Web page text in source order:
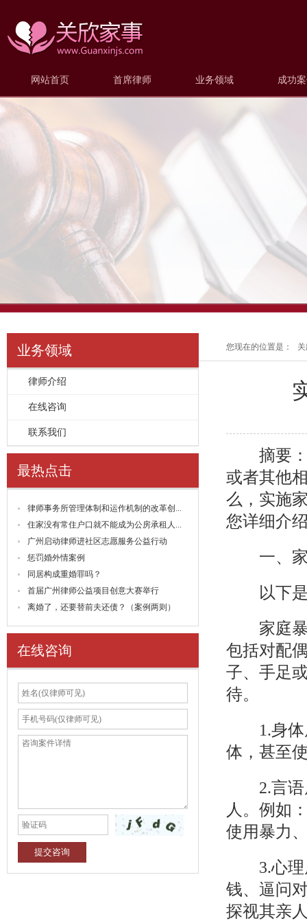
网站首页 首席律师 业务领域 成功
业务领域
律师介绍
在线咨询
联系我们
最热点击
律师事务所管理体制和运作机制的改革创...
住家没有常住户口就不能成为公房承租人...
广州启动律师进社区志愿服务公益行动
惩罚婚外情案例
同居构成重婚罪吗？
首届广州律师公益项目创意大赛举行
离婚了，还要替前夫还债？（案例两则）
在线咨询
您现在的位置是：
摘要：
或者其他
么，实施
您详细介
一、家
以下是
家庭暴
包括对配
子、手足
待。
1.身体虐
体，甚至
2.言语虐
人。例如
使用暴力
3.心理虐
钱、逼问
探视其亲